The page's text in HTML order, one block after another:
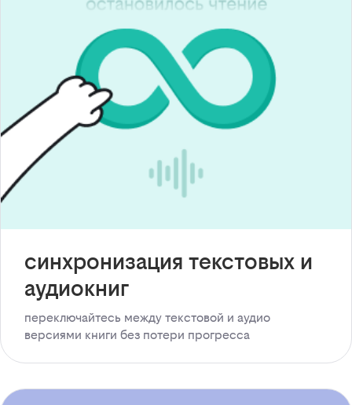
синхронизация текстовых и
аудиокниг
переключайтесь между текстовой и аудио
версиями книги без потери прогресса